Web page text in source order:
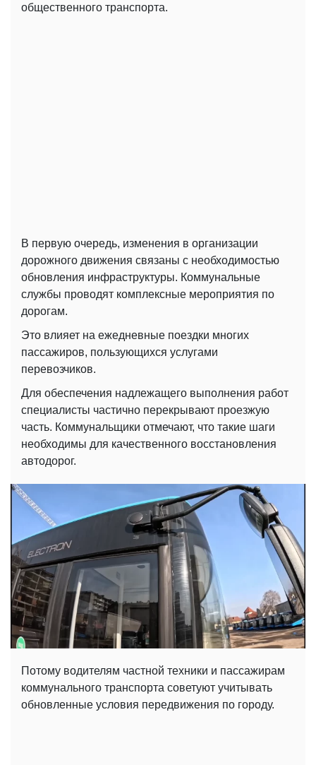
общественного транспорта.
В первую очередь, изменения в организации
дорожного движения связаны с необходимостью
обновления инфраструктуры. Коммунальные
службы проводят комплексные мероприятия по
дорогам.
Это влияет на ежедневные поездки многих
пассажиров, пользующихся услугами
перевозчиков.
Для обеспечения надлежащего выполнения работ
специалисты частично перекрывают проезжую
часть. Коммунальщики отмечают, что такие шаги
необходимы для качественного восстановления
автодорог.
Потому водителям частной техники и пассажирам
коммунального транспорта советуют учитывать
обновленные условия передвижения по городу.